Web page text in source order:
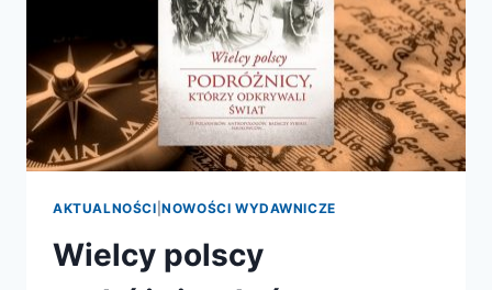
AKTUALNOŚCI |NOWOŚCI WYDAWNICZE
Wielcy polscy